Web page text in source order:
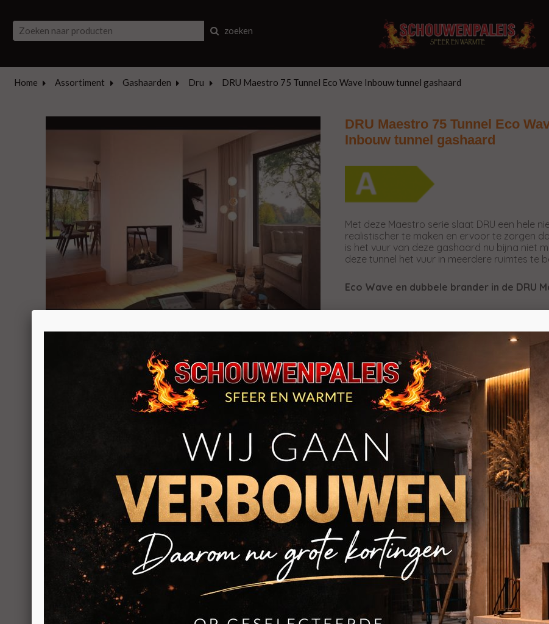
zoeken
Home Assortiment Gashaarden Dru DRU Maestro 75 Tunnel Eco Wave Inbouw tunnel gashaard
DRU Maestro 75 Tunnel Eco
Inbouw tunnel gashaard
Met deze Maestro serie slaat DRU een hele
realistischer te maken en ervoor te zorgen
is het vuur van deze gashaard nu bijna niet
deze tunnel het vuur in meerdere ruimtes te
Eco Wave en dubbele brander in de DRU
Ook deze nieuwe Maestro beschikt over de
een programma gestart kan worden waarbij
realistisch vuurbeeld tevoorschijn tovert. Dit
weer laag te laten branden (Wave) zoals u
Daarnaast heeft de Maestro gashaard ook
schakelen brengt u eenvoudig het vermogen
Dynamic Flame Burner
De Maestro 75 Tunnel Eco Wave beschikt
twee elementen. De eerste brander in het
Een tweede brander, die eventueel kan
vlammen. Deze brander is verwerkt in de
houtblokken heen grijpen.
Schoonmaken kunt u zelf met de Maestro
Deze nieuwe Maestro tunnelhaard
ruit naar voren klapt. Nu kunt u zelf ook
tussenkomst van een monteur eenvoudig
Clear View glas